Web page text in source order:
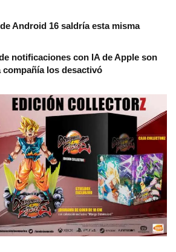
Android 16 saldría esta misma
notificaciones con IA de Apple son
compañía los desactivó